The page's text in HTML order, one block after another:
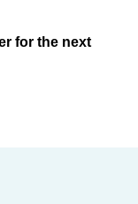
for the next